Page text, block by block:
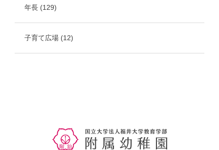
年長 (129)
子育て広場 (12)